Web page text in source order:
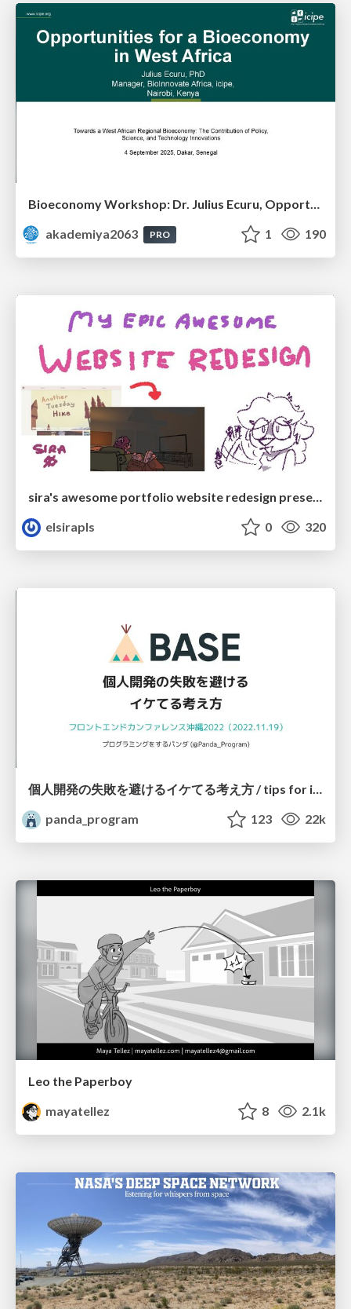
Bioeconomy Workshop: Dr. Julius Ecuru, Opportunities for a Bioeconomy in West Africa
akademiya2063
PRO 1 190
elsirapls
0 320
個人開発の失敗を避けるイケてる考え方 / tips for indie hackers
panda_program
123 22k
Leo the Paperboy
mayatellez
8 2.1k